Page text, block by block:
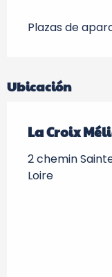
Plazas de
Ubicación
La Croix
2 chemin
Loire